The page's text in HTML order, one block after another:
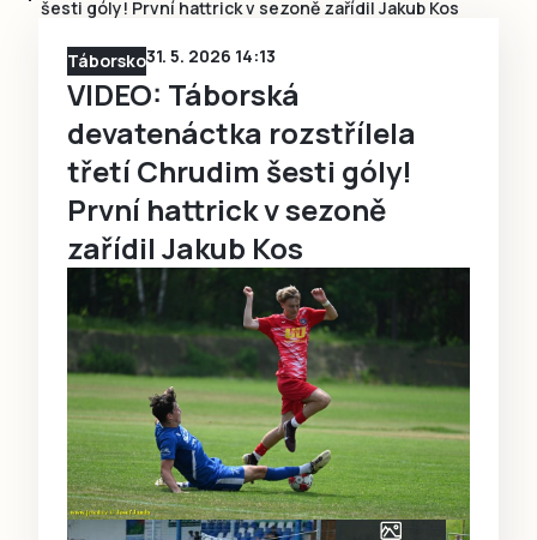
šesti góly! První hattrick v sezoně zařídil Jakub Kos
Táborsko31. 5. 2026 14:13
VIDEO: Táborská
devatenáctka rozstřílela
třetí Chrudim šesti góly!
První hattrick v sezoně
zařídil Jakub Kos